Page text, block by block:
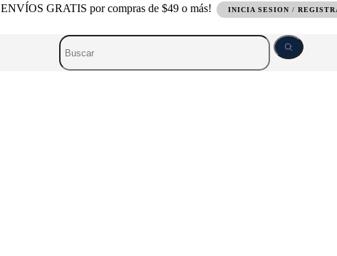
ENVÍOS GRATIS por compras de $49 o más! INICIA SESION /